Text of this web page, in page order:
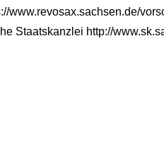
www.revosax.sachsen.de/
Staatskanzlei http://